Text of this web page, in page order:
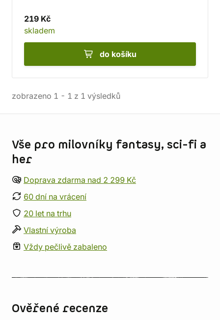
219 Kč
skladem
do košíku
zobrazeno 1 - 1 z 1 výsledků
Vše pro milovníky fantasy, sci-fi a
her
Doprava zdarma nad 2 299 Kč
60 dní na vrácení
20 let na trhu
Vlastní výroba
Vždy pečlivě zabaleno
Ověřené recenze